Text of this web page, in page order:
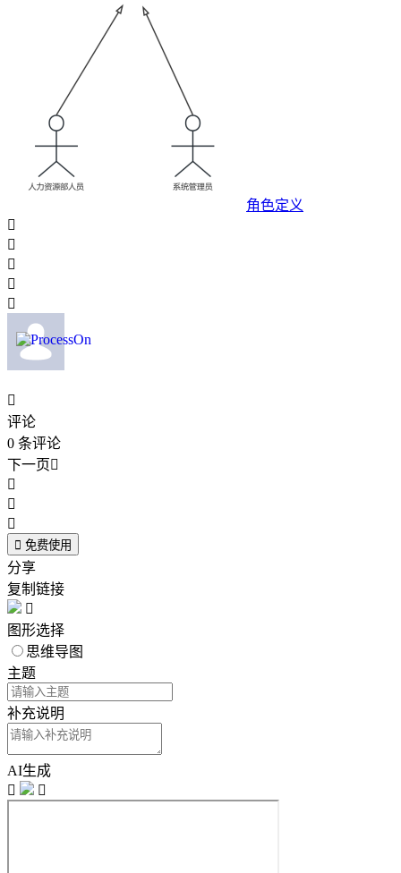
角色定义






评论
0 条评论
下一页



 免费使用
分享
复制链接

图形选择
思维导图
主题
补充说明
AI生成

